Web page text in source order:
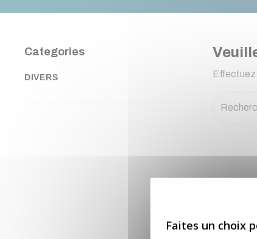
Categories
DIVERS Effectuez